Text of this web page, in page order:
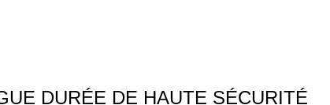
DURÉE DE HAUTE SÉCURITÉ